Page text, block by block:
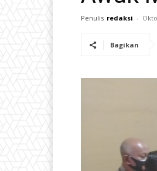
Penulis redaksi -
Bagikan